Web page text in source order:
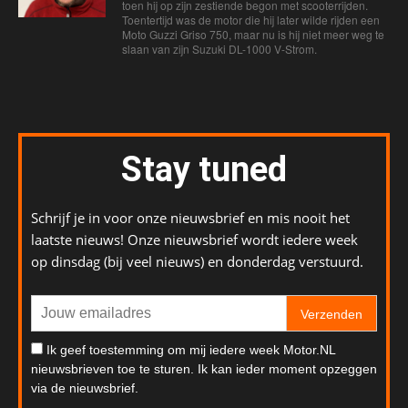
toen hij op zijn zestiende begon met scooterrijden.
Toentertijd was de motor die hij later wilde rijden een
Moto Guzzi Griso 750, maar nu is hij niet meer weg te
slaan van zijn Suzuki DL-1000 V-Strom.
Stay tuned
Schrijf je in voor onze nieuwsbrief en mis nooit het
laatste nieuws! Onze nieuwsbrief wordt iedere week
op dinsdag (bij veel nieuws) en donderdag verstuurd.
Verzenden
Ik geef toestemming om mij iedere week Motor.NL
nieuwsbrieven toe te sturen. Ik kan ieder moment opzeggen
via de nieuwsbrief.